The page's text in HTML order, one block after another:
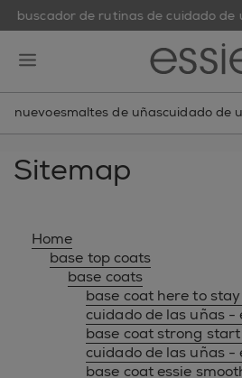
buscador de rutinas de cuidado de
nuevoesmaltes de uñascuidado de
Sitemap
Home
base top coats
base coats
base coat here to
cuidado de las uñas -
base coat strong
cuidado de las uñas -
base coat essie